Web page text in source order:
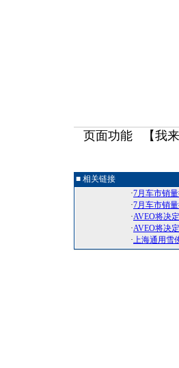
页面功能 【我
■ 相关链接
·7月车市销
·7月车市销
·AVEO将决
·AVEO将决
·上海通用雪